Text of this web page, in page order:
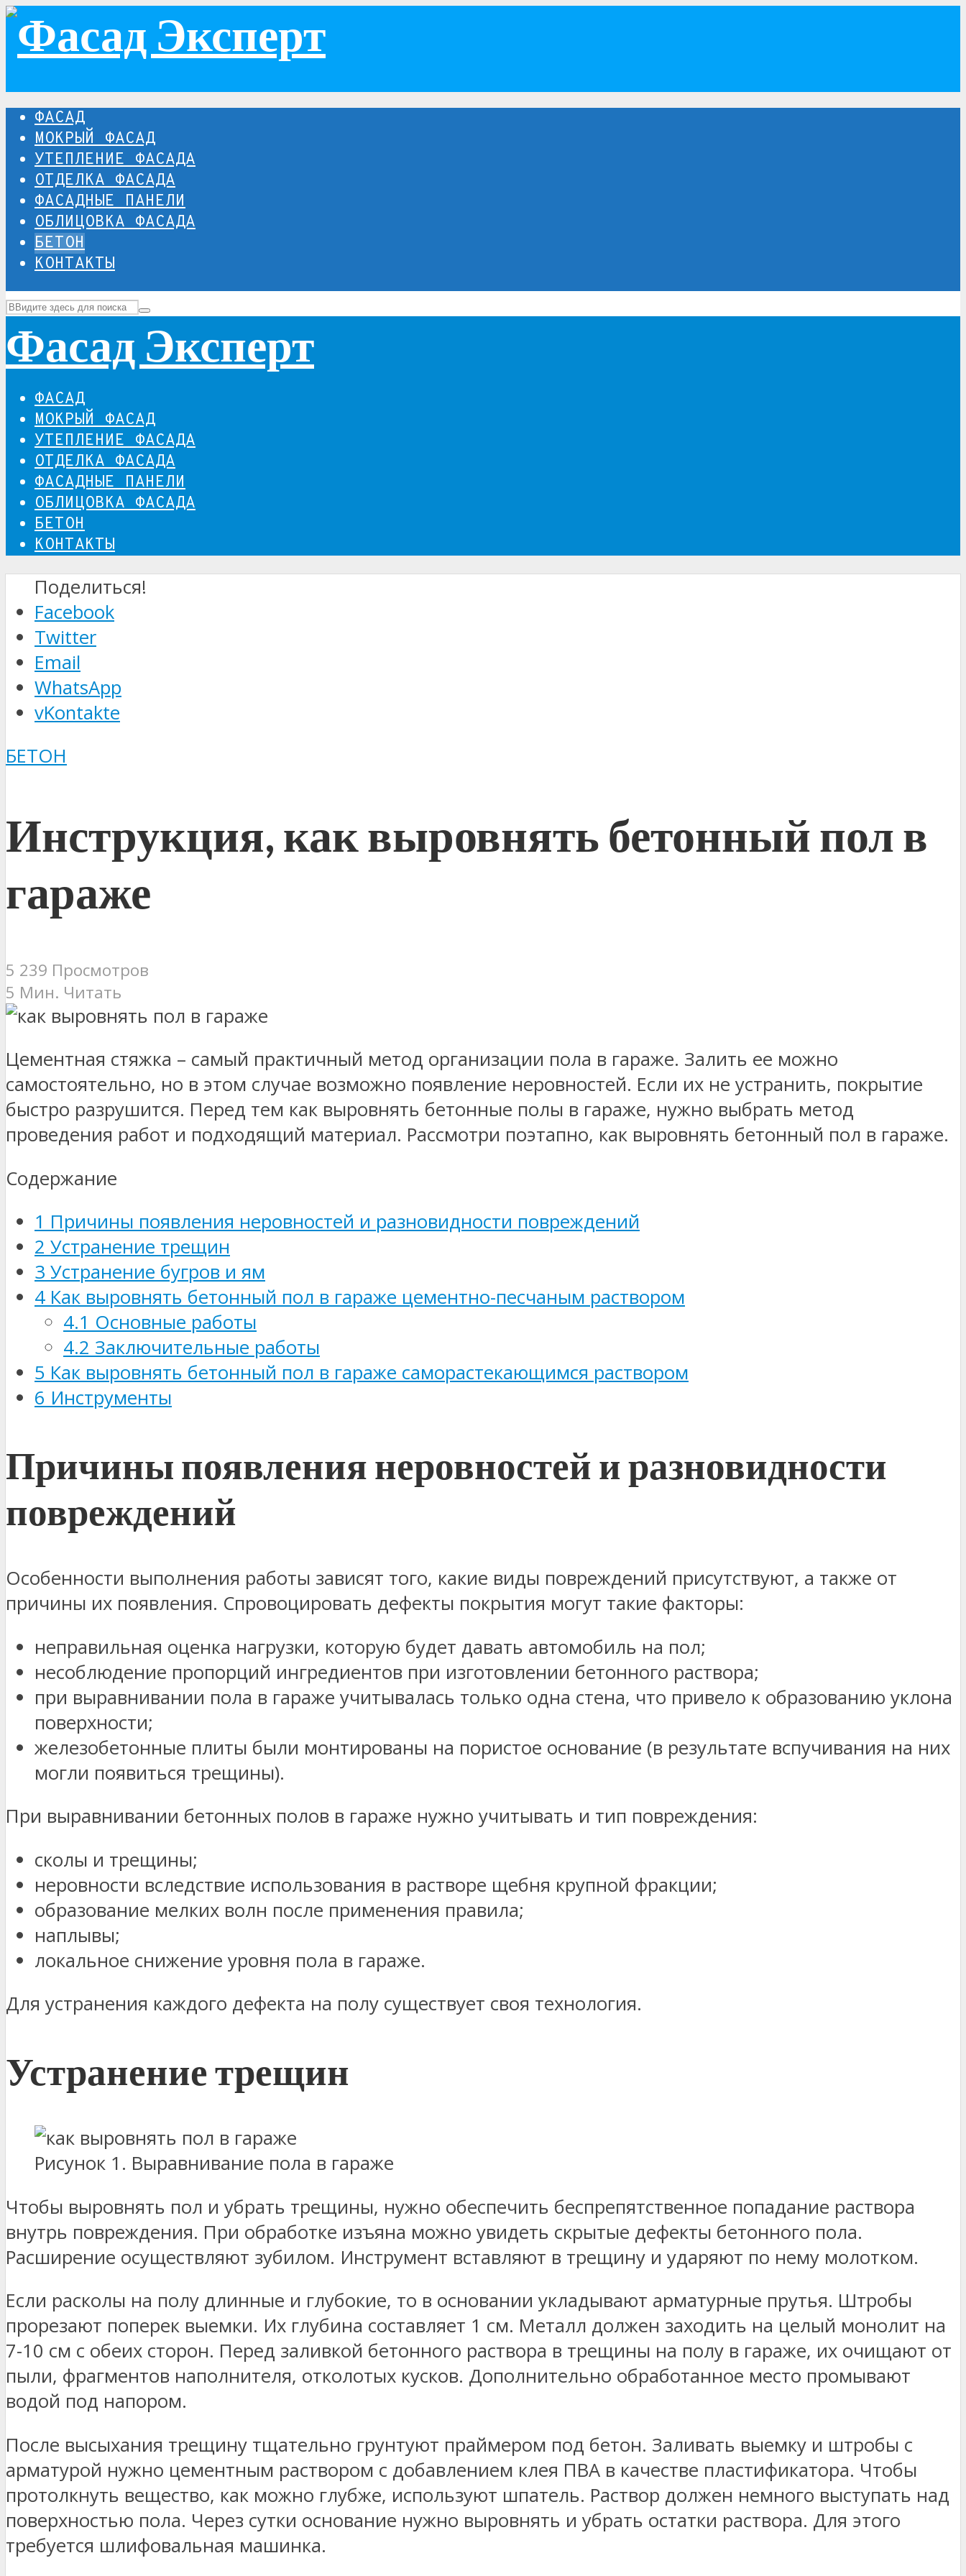
ФАСАД
МОКРЫЙ ФАСАД
УТЕПЛЕНИЕ ФАСАДА
ОТДЕЛКА ФАСАДА
ФАСАДНЫЕ ПАНЕЛИ
ОБЛИЦОВКА ФАСАДА
БЕТОН
КОНТАКТЫ
Фасад Эксперт
ФАСАД
МОКРЫЙ ФАСАД
УТЕПЛЕНИЕ ФАСАДА
ОТДЕЛКА ФАСАДА
ФАСАДНЫЕ ПАНЕЛИ
ОБЛИЦОВКА ФАСАДА
БЕТОН
КОНТАКТЫ
Поделиться!
Facebook
Twitter
Email
WhatsApp
vKontakte
БЕТОН
Инструкция, как выровнять бетонный пол в
гараже
5 239 Просмотров
5 Мин. Читать
Цементная стяжка – самый практичный метод организации пола в гараже. Залить ее можно
самостоятельно, но в этом случае возможно появление неровностей. Если их не устранить, покрытие
быстро разрушится. Перед тем как выровнять бетонные полы в гараже, нужно выбрать метод
проведения работ и подходящий материал. Рассмотри поэтапно, как выровнять бетонный пол в гараже.
Содержание
1 Причины появления неровностей и разновидности повреждений
2 Устранение трещин
3 Устранение бугров и ям
4 Как выровнять бетонный пол в гараже цементно-песчаным раствором
4.1 Основные работы
4.2 Заключительные работы
5 Как выровнять бетонный пол в гараже саморастекающимся раствором
6 Инструменты
Причины появления неровностей и разновидности
повреждений
Особенности выполнения работы зависят того, какие виды повреждений присутствуют, а также от
причины их появления. Спровоцировать дефекты покрытия могут такие факторы:
неправильная оценка нагрузки, которую будет давать автомобиль на пол;
несоблюдение пропорций ингредиентов при изготовлении бетонного раствора;
при выравнивании пола в гараже учитывалась только одна стена, что привело к образованию уклона
поверхности;
железобетонные плиты были монтированы на пористое основание (в результате вспучивания на них
могли появиться трещины).
При выравнивании бетонных полов в гараже нужно учитывать и тип повреждения:
сколы и трещины;
неровности вследствие использования в растворе щебня крупной фракции;
образование мелких волн после применения правила;
наплывы;
локальное снижение уровня пола в гараже.
Для устранения каждого дефекта на полу существует своя технология.
Устранение трещин
Рисунок 1. Выравнивание пола в гараже
Чтобы выровнять пол и убрать трещины, нужно обеспечить беспрепятственное попадание раствора
внутрь повреждения. При обработке изъяна можно увидеть скрытые дефекты бетонного пола.
Расширение осуществляют зубилом. Инструмент вставляют в трещину и ударяют по нему молотком.
Если расколы на полу длинные и глубокие, то в основании укладывают арматурные прутья. Штробы
прорезают поперек выемки. Их глубина составляет 1 см. Металл должен заходить на целый монолит на
7-10 см с обеих сторон. Перед заливкой бетонного раствора в трещины на полу в гараже, их очищают от
пыли, фрагментов наполнителя, отколотых кусков. Дополнительно обработанное место промывают
водой под напором.
После высыхания трещину тщательно грунтуют праймером под бетон. Заливать выемку и штробы с
арматурой нужно цементным раствором с добавлением клея ПВА в качестве пластификатора. Чтобы
протолкнуть вещество, как можно глубже, используют шпатель. Раствор должен немного выступать над
поверхностью пола. Через сутки основание нужно выровнять и убрать остатки раствора. Для этого
требуется шлифовальная машинка.